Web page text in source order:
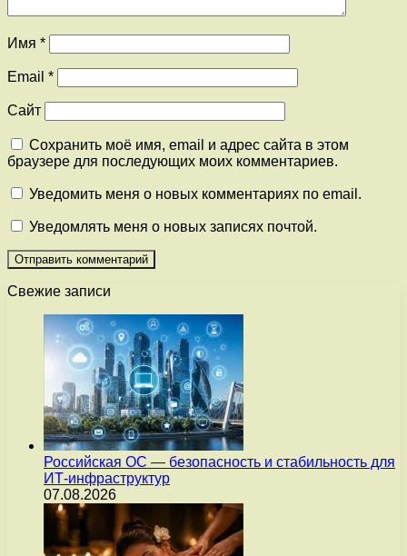
Имя *
Email *
Сайт
Сохранить моё имя, email и адрес сайта в этом
браузере для последующих моих комментариев.
Уведомить меня о новых комментариях по email.
Уведомлять меня о новых записях почтой.
Свежие записи
Российская ОС — безопасность и стабильность для
ИТ-инфраструктур
07.08.2026